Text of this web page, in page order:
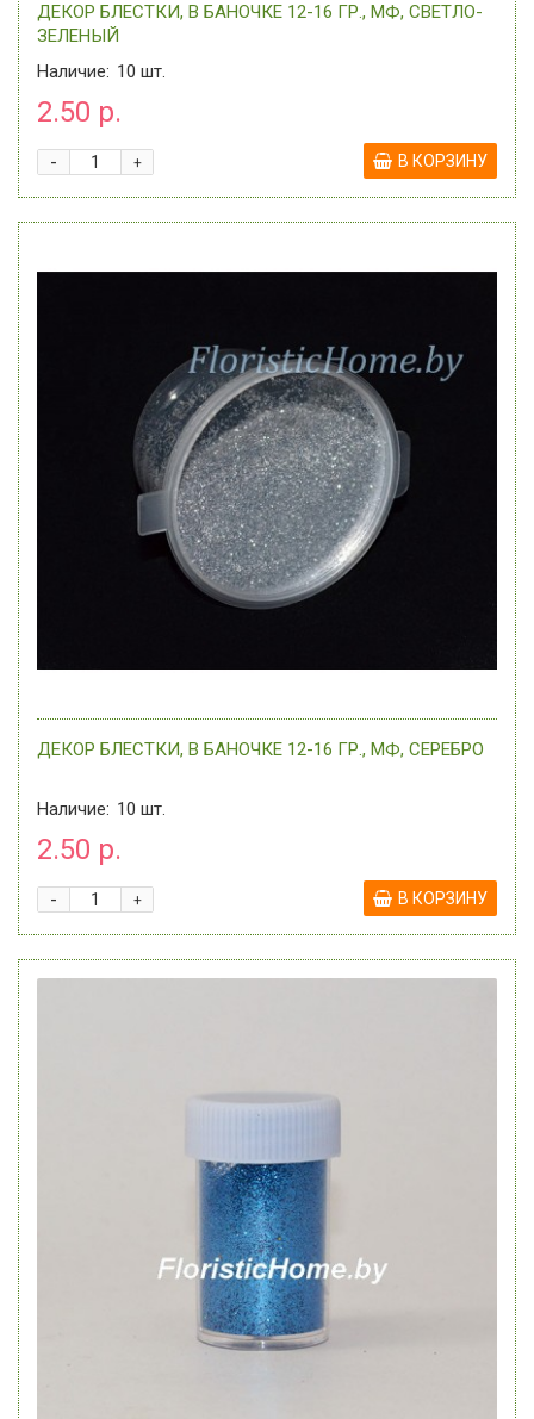
ДЕКОР БЛЕСТКИ, В БАНОЧКЕ 12-16 ГР., МФ, СВЕТЛО-
ЗЕЛЕНЫЙ
Наличие: 10 шт.
2.50 р.
+
- В КОРЗИНУ
ДЕКОР БЛЕСТКИ, В БАНОЧКЕ 12-16 ГР., МФ, СЕРЕБРО
Наличие: 10 шт.
2.50 р.
+
- В КОРЗИНУ